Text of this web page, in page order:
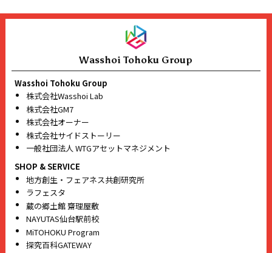
Wasshoi Tohoku Group
Wasshoi Tohoku Group
株式会社Wasshoi Lab
株式会社GM7
株式会社オーナー
株式会社サイドストーリー
一般社団法人 WTGアセットマネジメント
SHOP & SERVICE
地方創生・フェアネス共創研究所
ラフェスタ
蔵の郷土館 齋理屋敷
NAYUTAS仙台駅前校
MiTOHOKU Program
探究百科GATEWAY